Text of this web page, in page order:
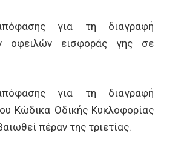
για τη διαγραφή
οφειλών εισφοράς γης σε
για τη διαγραφή
Κώδικα Οδικής Κυκλοφορίας
πέραν της τριετίας.